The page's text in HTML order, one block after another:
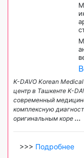
K-DAVO Korean
центр в Ташкенте K-
современный
комплексную
оригинальным коре ...
>>> Подробнее